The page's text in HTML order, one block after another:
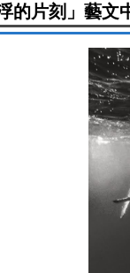
的片刻」藝